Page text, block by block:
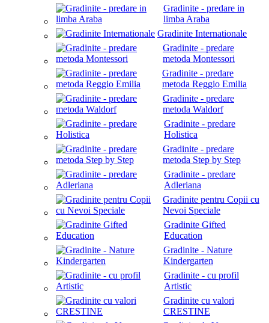
Gradinite - predare in
limba Araba
Gradinite Internationale
Gradinite - predare
metoda Montessori
Gradinite - predare
metoda Reggio Emilia
Gradinite - predare
metoda Waldorf
Gradinite - predare
Holistica
Gradinite - predare
metoda Step by Step
Gradinite - predare
Adleriana
Gradinite pentru Copii cu
Nevoi Speciale
Gradinite Gifted
Education
Gradinite - Nature
Kindergarten
Gradinite - cu profil
Artistic
Gradinite cu valori
CRESTINE